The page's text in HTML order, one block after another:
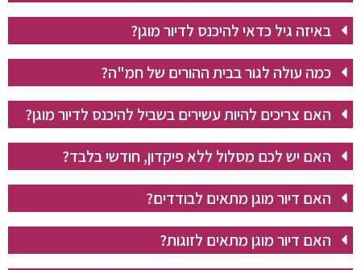
באיזה גיל כדאי להיכנס לדיור מוגן?
כמה עולה לגור בבית ההורים של חמ"ה?
האם צריכים להיות עשירים בשביל להיכנס לדיור מוגן?
האם יש לכם מסלול ללא פיקדון, חודשי בלבד?
האם דיור מוגן מתאים לבודדים?
האם דיור מוגן מתאים לזוגות?